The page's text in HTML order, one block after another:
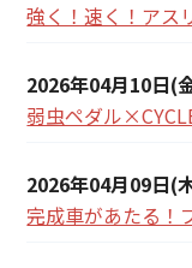
強く！速く！アス
2026年04月10日(
弱虫ペダル
2026年04月09日(
完成車があたる！